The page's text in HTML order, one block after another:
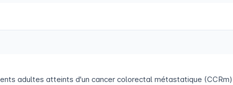
adultes atteints d'un cancer colorectal métastatique